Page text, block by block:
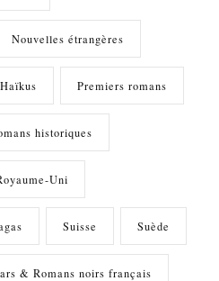
Nouvelles étrangères
Premiers romans
historiques
Uni
Suisse Suède
& Romans noirs français